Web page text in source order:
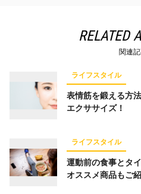
RELATED
関連
ライフスタイル
表情筋を鍛える方
エクササイズ！
ライフスタイル
運動前の食事とタ
オススメ商品もご紹